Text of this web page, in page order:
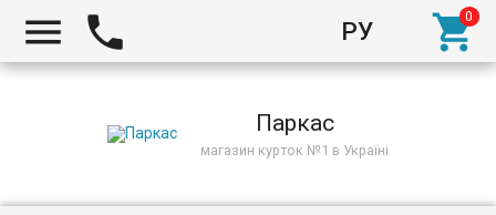
РУ
  
Паркас
магазин курток №1 в Україні